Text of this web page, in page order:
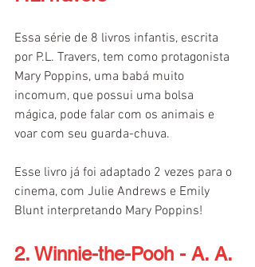
Essa série de 8 livros infantis, escrita
por P.L. Travers, tem como protagonista
Mary Poppins, uma babá muito
incomum, que possui uma bolsa
mágica, pode falar com os animais e
voar com seu guarda-chuva.
Esse livro já foi adaptado 2 vezes para o
cinema, com Julie Andrews e Emily
Blunt interpretando Mary Poppins!
2. Winnie-the-Pooh - A. A.